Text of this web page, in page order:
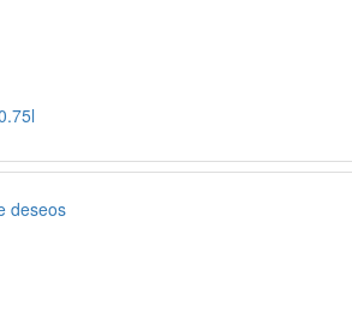
deseos